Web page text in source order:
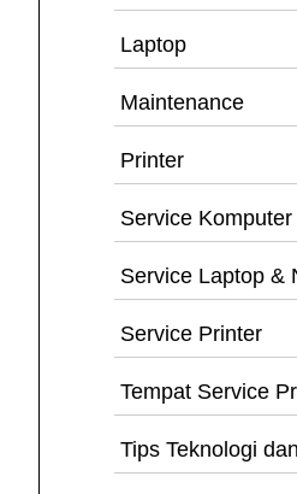
Laptop
Maintenance
Printer
Service Komputer
Service Laptop &
Service Printer
Tempat Service
Tips Teknologi